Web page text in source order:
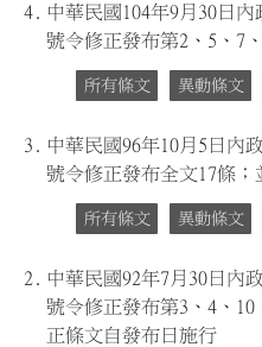
4.
中華民國104年9月30日內
號令修正發布第2、5、7
所有條文 異動條文
3.
中華民國96年10月5日內
號令修正發布全文17條；
所有條文 異動條文
2. 中華民國92年7月30日內
號令修正發布第3、4、
正條文自發布日施行